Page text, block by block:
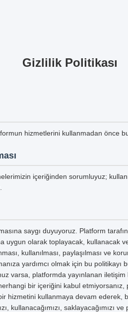
Gizlilik Politikası
hizmetlerini kullanmadan önce
içeriğinden sorumluyuz;
saygı duyuyoruz. Platform
uygun olarak toplayacak, kullanacak
kullanılması, paylaşılması ve
yardımcı olmak için bu
varsa, platformda yayınlanan iletişim
bir içeriğini kabul
hizmetini kullanmaya devam ederek,
kullanacağımızı, saklayacağımızı